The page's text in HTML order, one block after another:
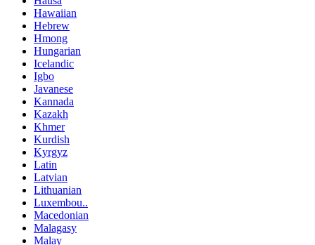
Hawaiian
Hebrew
Hmong
Hungarian
Icelandic
Igbo
Javanese
Kannada
Kazakh
Khmer
Kurdish
Kyrgyz
Latin
Latvian
Lithuanian
Luxembou..
Macedonian
Malagasy
Malay